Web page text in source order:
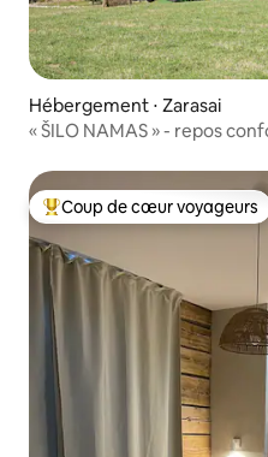
Hébergement ⋅ Zarasai
« ŠILO NAMAS » - repos
Coups de cœur voyageurs
Coup de cœur voyageurs